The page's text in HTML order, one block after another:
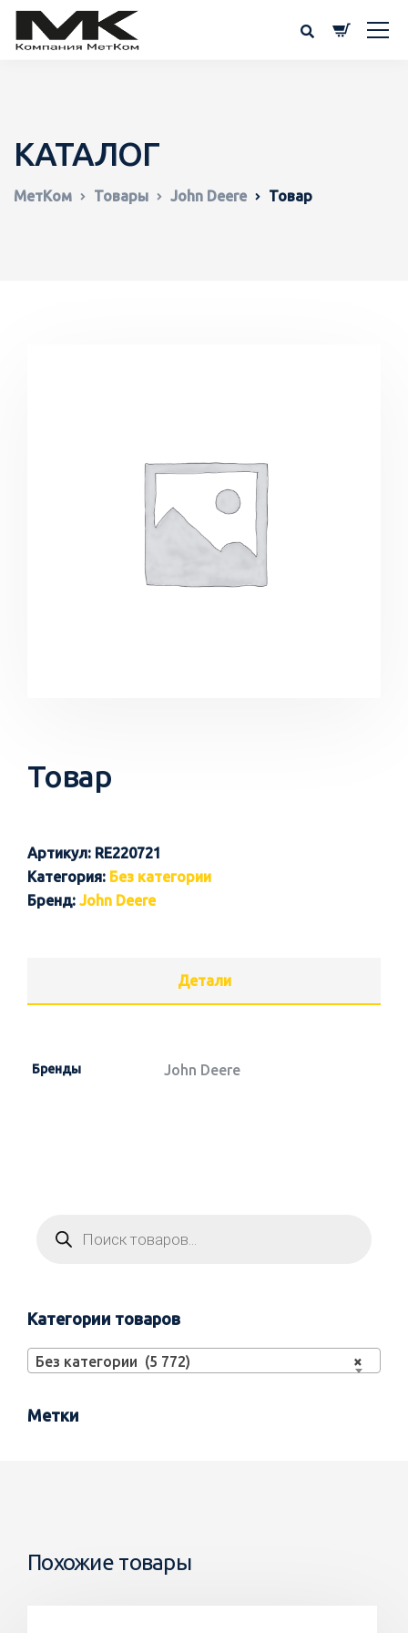
КАТАЛОГ
МетКом Товары John Deere Товар
Товар
Артикул: RE220721
Категория: Без категории
Бренд: John Deere
Детали
Бренды John Deere
Категории товаров
×
Без категории (5 772)
Метки
Похожие товары